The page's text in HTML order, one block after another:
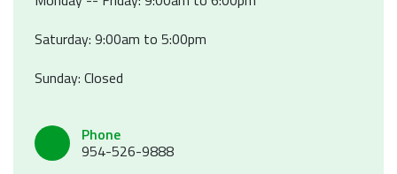
Saturday: 9:00am to 5:00pm
Sunday: Closed
Phone
954-526-9888